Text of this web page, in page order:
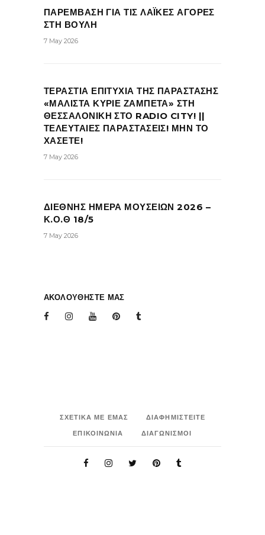
ΠΑΡΕΜΒΑΣΗ ΓΙΑ ΤΙΣ ΛΑΪΚΕΣ ΑΓΟΡΕΣ
ΣΤΗ ΒΟΥΛΗ
7 May 2026
ΤΕΡΑΣΤΙΑ ΕΠΙΤΥΧΙΑ ΤΗΣ ΠΑΡΑΣΤΑΣΗΣ
«ΜΑΛΙΣΤΑ ΚΥΡΙΕ ΖΑΜΠΕΤΑ» ΣΤΗ
ΘΕΣΣΑΛΟΝΙΚΗ ΣΤΟ RADIO CITY! ||
ΤΕΛΕΥΤΑΙΕΣ ΠΑΡΑΣΤΑΣΕΙΣ! ΜΗΝ ΤΟ
ΧΑΣΕΤΕ!
7 May 2026
ΔΙΕΘΝΗΣ ΗΜΕΡΑ ΜΟΥΣΕΙΩΝ 2026 –
Κ.Ο.Θ 18/5
7 May 2026
ΑΚΟΛΟΥΘΗΣΤΕ ΜΑΣ
ΣΧΕΤΙΚΑ ΜΕ ΕΜΑΣ
ΔΙΑΦΗΜΙΣΤΕΙΤΕ
ΕΠΙΚΟΙΝΩΝΙΑ
ΔΙΑΓΩΝΙΣΜΟΙ